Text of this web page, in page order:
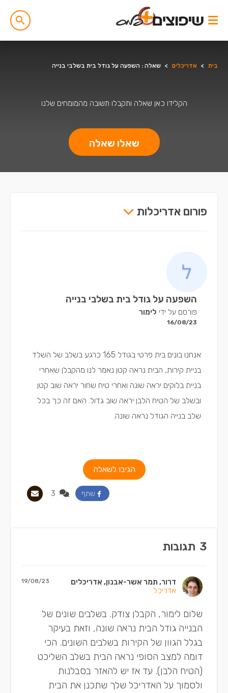
בית > אדריכלים > שאלה : השפעה על גודל בית בשלבי בנייה
הקלידו כאן שאלה ותקבלו תשובה מהמומחים שלנו
שאלו שאלה
פורום אדריכלות
השפעה על גודל בית בשלבי בנייה
פורסם על ידי לימור
16/08/23
אנחנו בונים בית פרטי בגודל 165 כרגע בשלב של השלד
בניית קירות, הבית נראה קטן נאמר לנו מהקבלן שאחרי
בניית בלוקים יראה שונה ואחרי טיח שחור יראה שוב קטן
ובשלב של הטיח הלבן יראה שוב גדול. האם זה כך בכל
שלב בנייה הגודל נראה שונה.
הגיבו לשאלה
שתף
3 תגובות
דרור, תמר אשר-אבנון, אדריכלים
אדריכל
19/08/23
שלום לימור, הקבלן צודק. בשלבים שונים של
הבנייה גודל הבית נראה שונה, וזאת בעיקר
בגלל הגוון של הקירות בשלבים השונים. הכי
דומה למצב הסופי נראה הבית בשלב השליכט
(הטיח הלבן). עד אז יש להאזר בסבלנות
ולסמוך על האדריכל שלך שתכנן את הבית